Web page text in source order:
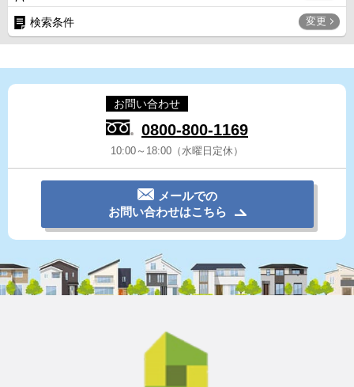
検索条件 変更
お問い合わせ
0800-800-1169
10:00～18:00（水曜日定休）
メールでの
お問い合わせはこちら